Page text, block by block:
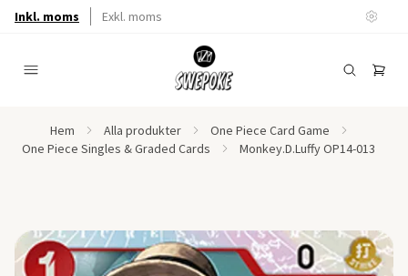
Inkl. moms Exkl. moms
Hem Alla produkter
One Piece Card Game
One Piece Singles & Graded Cards
Monkey.D.Luffy OP14-013